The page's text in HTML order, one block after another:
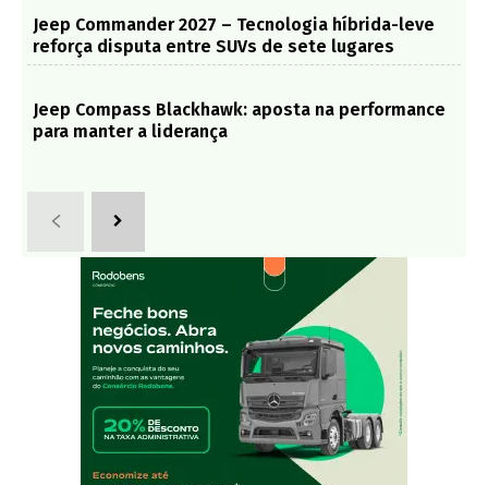
Jeep Commander 2027 – Tecnologia híbrida-leve
reforça disputa entre SUVs de sete lugares
Jeep Compass Blackhawk: aposta na performance
para manter a liderança